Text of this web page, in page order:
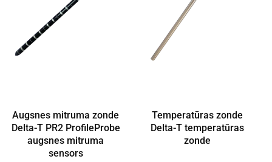
Augsnes mitruma zonde
Delta-T PR2 ProfileProbe
augsnes mitruma
sensors
Temperatūras zonde
Delta-T temperatūras
zonde